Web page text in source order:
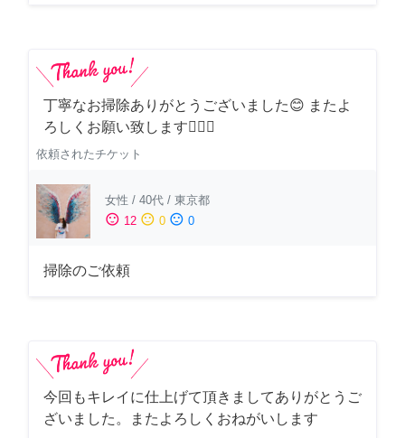
丁寧なお掃除ありがとうございました😊 またよ
ろしくお願い致します🙆‍♀️✨
依頼されたチケット
女性 / 40代 / 東京都
sentiment_satisfied 12 sentiment_neutral 0 sentiment_dissatisfied 0
掃除のご依頼
今回もキレイに仕上げて頂きましてありがとうご
ざいました。またよろしくおねがいします